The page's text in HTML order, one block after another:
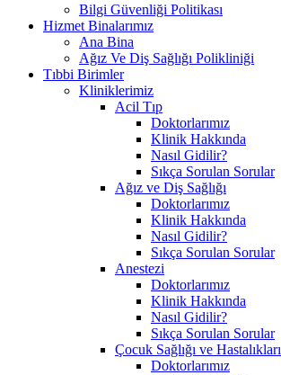
Bilgi Güvenliği Politikası
Hizmet Binalarımız
Ana Bina
Ağız Ve Diş Sağlığı Polikliniği
Tıbbi Birimler
Kliniklerimiz
Acil Tıp
Doktorlarımız
Klinik Hakkında
Nasıl Gidilir?
Sıkça Sorulan Sorular
Ağız ve Diş Sağlığı
Doktorlarımız
Klinik Hakkında
Nasıl Gidilir?
Sıkça Sorulan Sorular
Anestezi
Doktorlarımız
Klinik Hakkında
Nasıl Gidilir?
Sıkça Sorulan Sorular
Çocuk Sağlığı ve Hastalıkları
Doktorlarımız